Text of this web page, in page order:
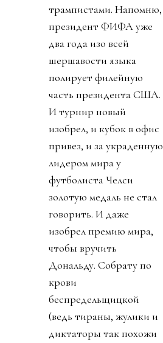
трампистами. Напомню,
президент ФИФА уже
два года изо всей
шершавости языка
полирует филейную
часть президента США.
И турнир новый
изобрел, и кубок в офис
привез, и за украденную
лидером мира у
футболиста Челси
золотую медаль не стал
говорить. И даже
изобрел премию мира,
чтобы вручить
Дональду. Собрату по
крови
беспредельщицкой
(ведь тираны, жулики и
диктаторы так похожи